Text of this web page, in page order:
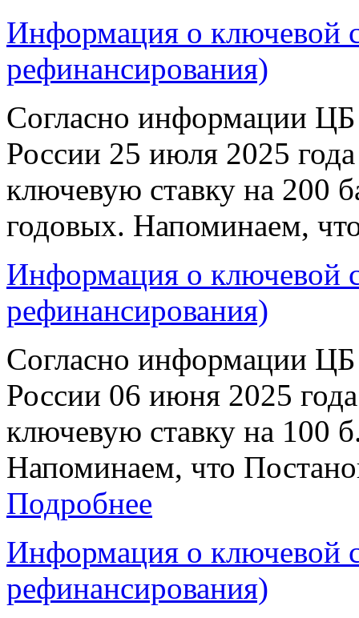
Информация о ключевой
рефинансирования)
Согласно информации
России 25 июля 2025
ключевую ставку на 200
годовых. Напоминаем,
Информация о ключевой
рефинансирования)
Согласно информации
России 06 июня 2025
ключевую ставку на 100
Напоминаем, что
Подробнее
Информация о ключевой
рефинансирования)